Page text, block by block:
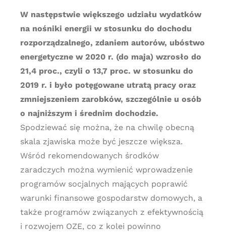
W następstwie większego udziału wydatków
na nośniki energii w stosunku do dochodu
rozporządzalnego, zdaniem autorów, ubóstwo
energetyczne w 2020 r. (do maja) wzrosło do
21,4 proc., czyli o 13,7 proc. w stosunku do
2019 r. i było potęgowane utratą pracy oraz
zmniejszeniem zarobków, szczególnie u osób
o najniższym i średnim dochodzie.
Spodziewać się można, że na chwilę obecną
skala zjawiska może być jeszcze większa.
Wśród rekomendowanych środków
zaradczych można wymienić wprowadzenie
programów socjalnych mających poprawić
warunki finansowe gospodarstw domowych, a
także programów związanych z efektywnością
i rozwojem OZE, co z kolei powinno